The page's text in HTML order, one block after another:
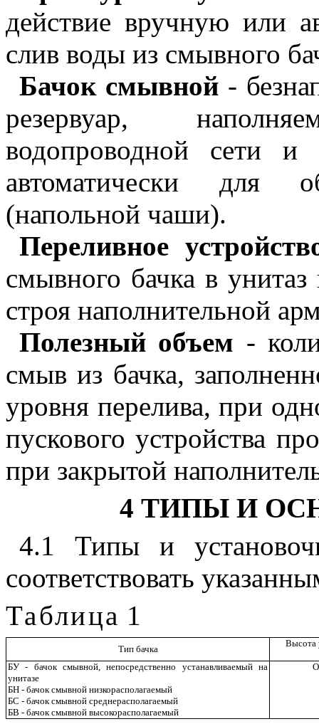
действие вручную или
слив воды из смывного
Бачок смывной-
резервуар,
водопроводной сети
автоматически для
(напольной чаши).
Переливное
смывного бачка в
строя наполнительной
Полезный объем -
смыв из бачка,
уровня перелива, при
пускового устройства
при закрытой
4 ТИПЫ И
4.1 Типы и
соответствовать
Таблица 1
Тип бачка
Высота
БУ - бачок смывной, непосредственно устанавливаемый на
унитазе
БН - бачок смывной низкорасполагаемый
БС - бачок смывной среднерасполагаемый
БВ - бачок смывной высокорасполагаемый